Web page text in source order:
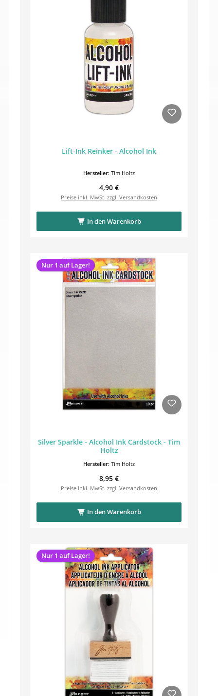
Lift-Ink Reinker - Alcohol Ink
Hersteller: Tim Holtz
Regulärer Preis:
4,90 €
Preise inkl. MwSt. zzgl. Versandkosten
In den Warenkorb
Nur 1 auf Lager!
Silver Sparkle - Alcohol Ink Cardstock - Tim
Holtz
Hersteller: Tim Holtz
Regulärer Preis:
8,95 €
Preise inkl. MwSt. zzgl. Versandkosten
In den Warenkorb
Nur 1 auf Lager!